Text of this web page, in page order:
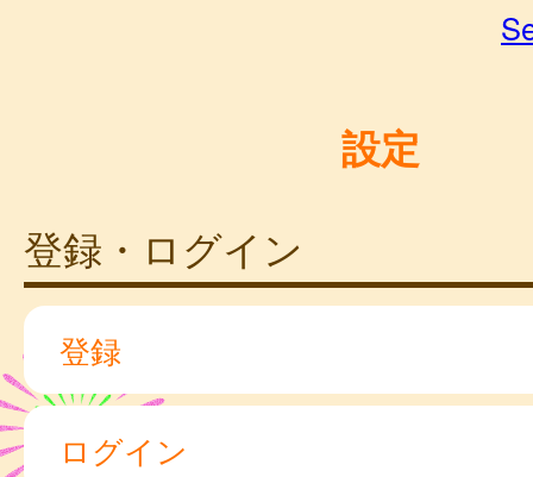
設定
登録・ログイン
登録
ログイン